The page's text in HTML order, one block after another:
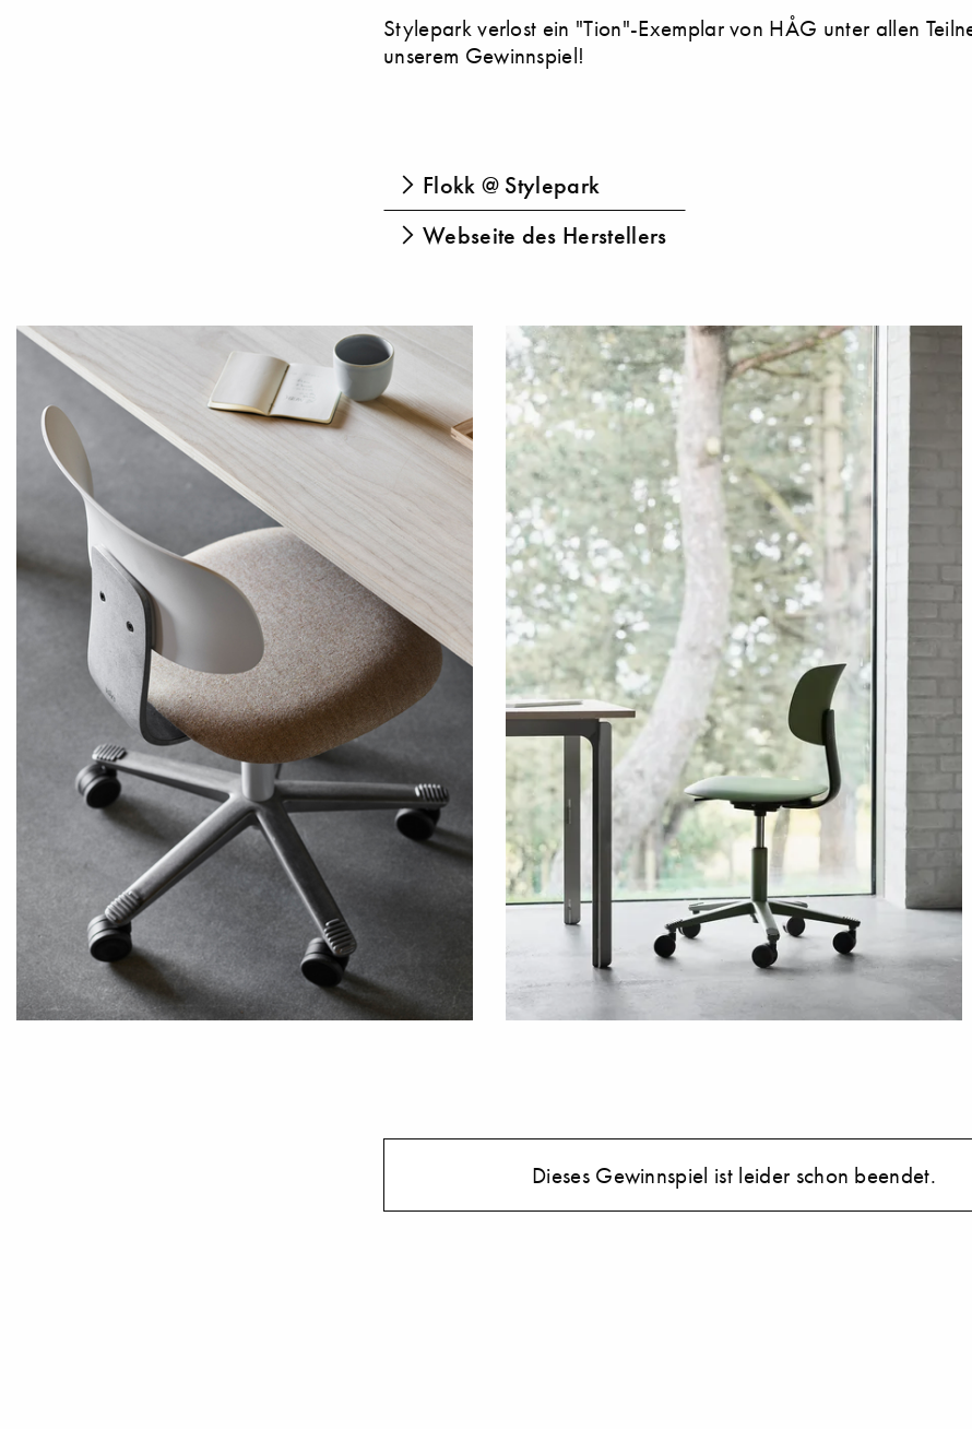
Stylepark verlost ein "Tion"-Exemplar von HÅG unter allen
unserem Gewinnspiel!
Flokk @ Stylepark
Webseite des Herstellers
Dieses Gewinnspiel ist leider schon beendet.